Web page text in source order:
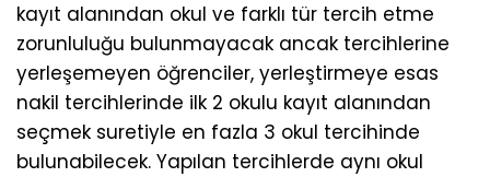
kayıt alanından okul ve farklı tür tercih etme
zorunluluğu bulunmayacak ancak tercihlerine
yerleşemeyen öğrenciler, yerleştirmeye esas
nakil tercihlerinde ilk 2 okulu kayıt alanından
seçmek suretiyle en fazla 3 okul tercihinde
bulunabilecek. Yapılan tercihlerde aynı okul